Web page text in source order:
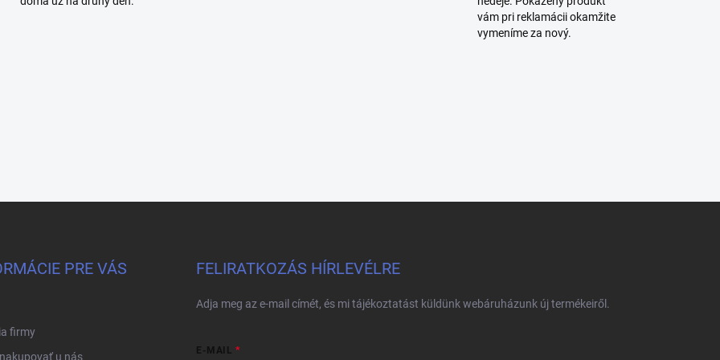
vám pri reklamácii okamžite
vymeníme za nový.
PRE VÁS
firmy
u nás
FELIRATKOZÁS HÍRLEVÉLRE
Adja meg az e-mail címét, és mi tájékoztatást küldünk webáruházunk új termékeiről.
E-MAIL